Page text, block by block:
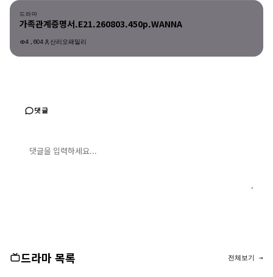
드라마
가족관계증명서.E21.260803.450p.WANNA
4,604 산리오패밀리
댓글
드라마 목록 전체보기 →